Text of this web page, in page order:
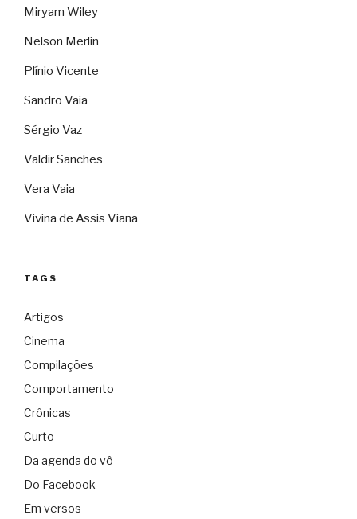
Miryam Wiley
Nelson Merlin
Plínio Vicente
Sandro Vaia
Sérgio Vaz
Valdir Sanches
Vera Vaia
Vivina de Assis Viana
TAGS
Artigos
Cinema
Compilações
Comportamento
Crônicas
Curto
Da agenda do vô
Do Facebook
Em versos